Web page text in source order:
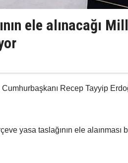
ele alınacağı
Recep Tayyip
yasa taslağının ele alaınması